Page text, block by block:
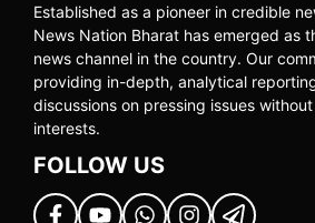
Established as a pioneer in credible
News Nation Bharat has emerged as
news channel in the country. Our
providing in-depth, analytical
discussions on pressing issues
interests.
FOLLOW US